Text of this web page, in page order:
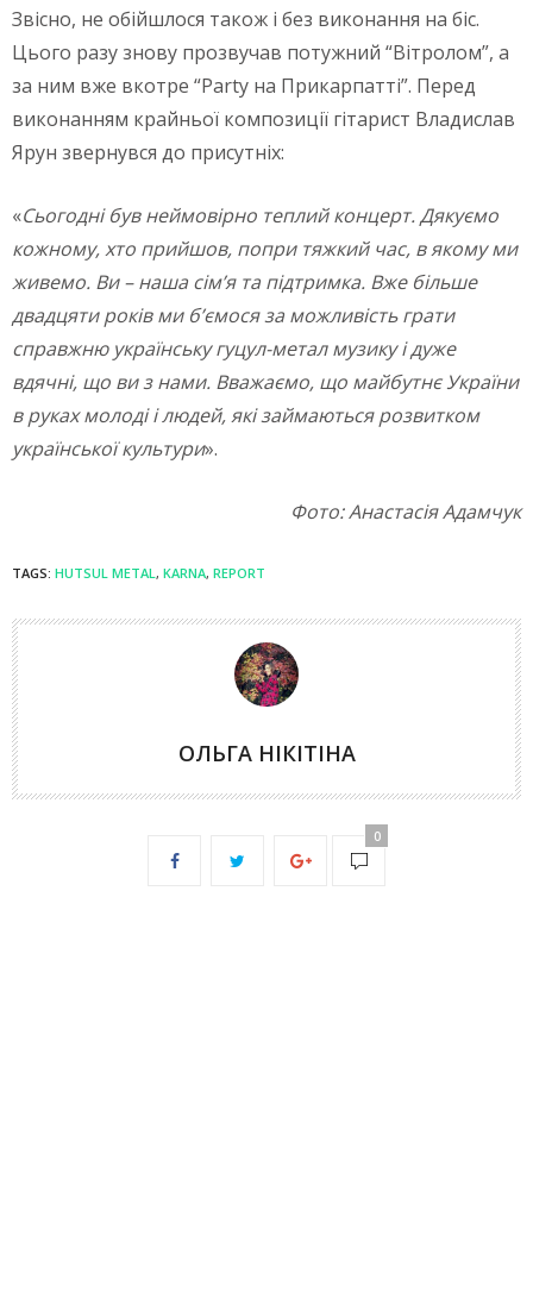
Звісно, не обійшлося також і без виконання на біс.
Цього разу знову прозвучав потужний “Вітролом”, а
за ним вже вкотре “Party на Прикарпатті”. Перед
виконанням крайньої композиції гітарист Владислав
Ярун звернувся до присутніх:
«Сьогодні був неймовірно теплий концерт. Дякуємо
кожному, хто прийшов, попри тяжкий час, в якому ми
живемо. Ви – наша сім’я та підтримка. Вже більше
двадцяти років ми б’ємося за можливість грати
справжню українську гуцул-метал музику і дуже
вдячні, що ви з нами. Вважаємо, що майбутнє України
в руках молоді і людей, які займаються розвитком
української культури».
Фото: Анастасія Адамчук
TAGS: HUTSUL METAL, KARNA, REPORT
ОЛЬГА НІКІТІНА
0